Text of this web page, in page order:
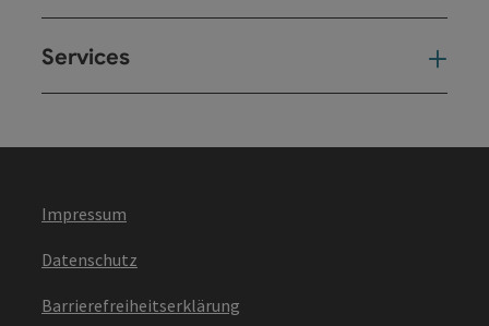
Services
Impressum
Datenschutz
Barrierefreiheitserklärung